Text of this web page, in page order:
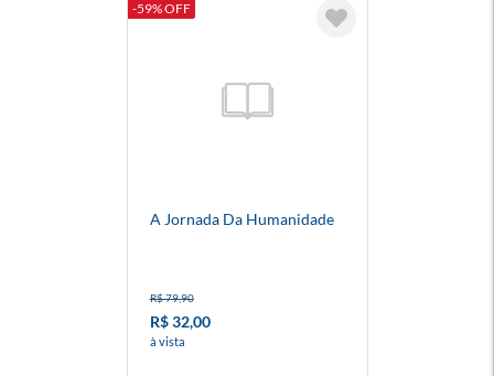
-59% OFF
A Jornada Da Humanidade
R$ 79,90
R$ 32,00
à vista